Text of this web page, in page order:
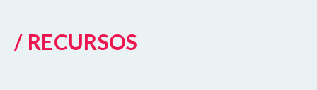
/ RECURSOS